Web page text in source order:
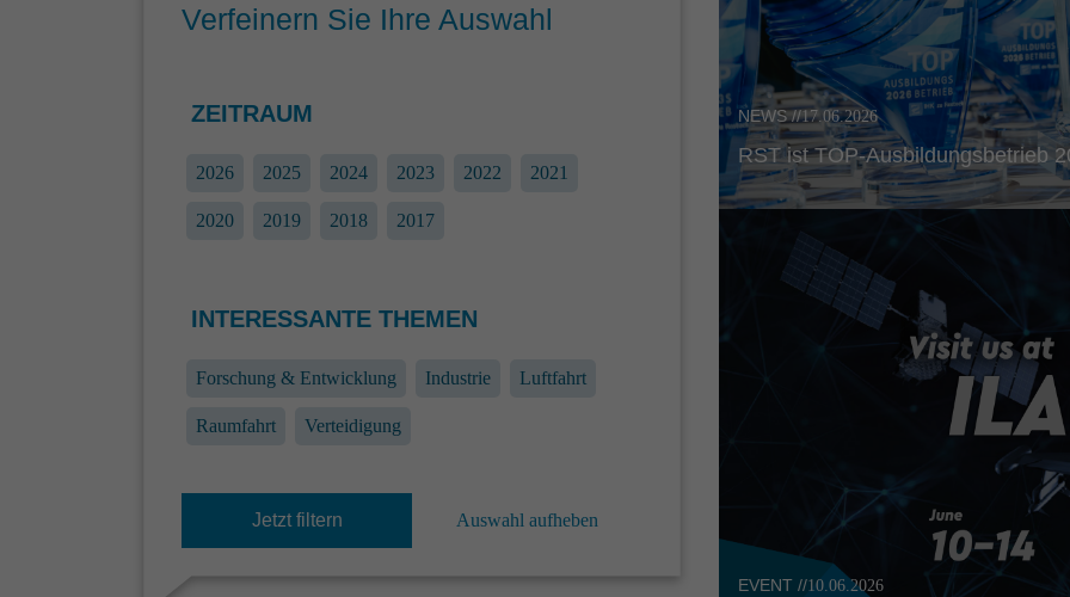
NEWS //17.06.2026
RST ist TOP-Ausbil­dungs­be­trieb
EVENT //10.06.2026
Verfeinern Sie Ihre Auswahl
ZEITRAUM
2026 2025 2024 2023 2022 2021
2020 2019 2018 2017
INTERESSANTE THEMEN
Forschung & Entwicklung Industrie Luftfahrt
Raumfahrt Verteidigung
Jetzt filtern Auswahl aufheben